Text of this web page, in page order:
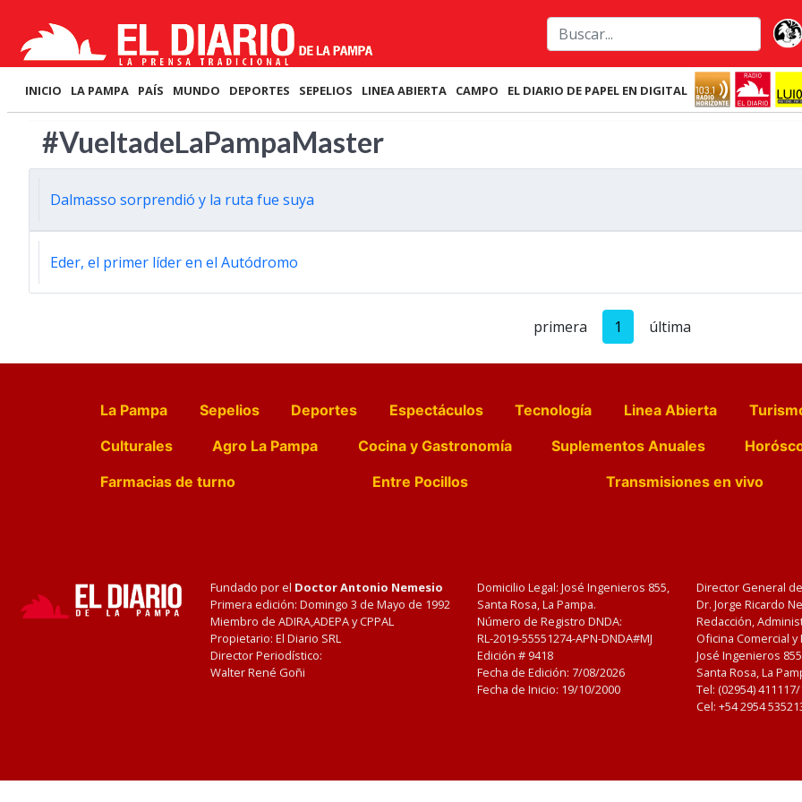
INICIO LA PAMPA PAÍS MUNDO DEPORTES SEPELIOS LINEA ABIERTA CAMPO EL DIARIO DE PAPEL EN DIGITAL
#VueltadeLaPampaMaster
Dalmasso sorprendió y la ruta fue suya
Eder, el primer líder en el Autódromo
primera 1 última
La Pampa Sepelios Deportes Espectáculos Tecnología Linea Abierta
Culturales
Agro La Pampa Cocina y Gastronomía Suplementos Anuales
Farmacias de turno
Entre Pocillos Transmisiones en vivo
Fundado por el Doctor Antonio Nemesio
Primera edición: Domingo 3 de Mayo de 1992
Miembro de ADIRA,ADEPA y CPPAL
Propietario: El Diario SRL
Director Periodístico:
Walter René Goñi
Domicilio Legal: José Ingenieros 855,
Santa Rosa, La Pampa.
Número de Registro DNDA:
RL-2019-55551274-APN-DNDA#MJ
Edición # 9418
Fecha de Edición: 7/08/2026
Fecha de Inicio: 19/10/2000
Director General
Dr. Jorge Ricardo
Redacción,
Oficina Comercial
José Ingenieros
Santa Rosa, La
Tel: (02954)
Cel: +54 2954